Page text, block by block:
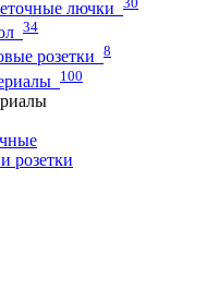
лючки
34
розетки 8
100
розетки